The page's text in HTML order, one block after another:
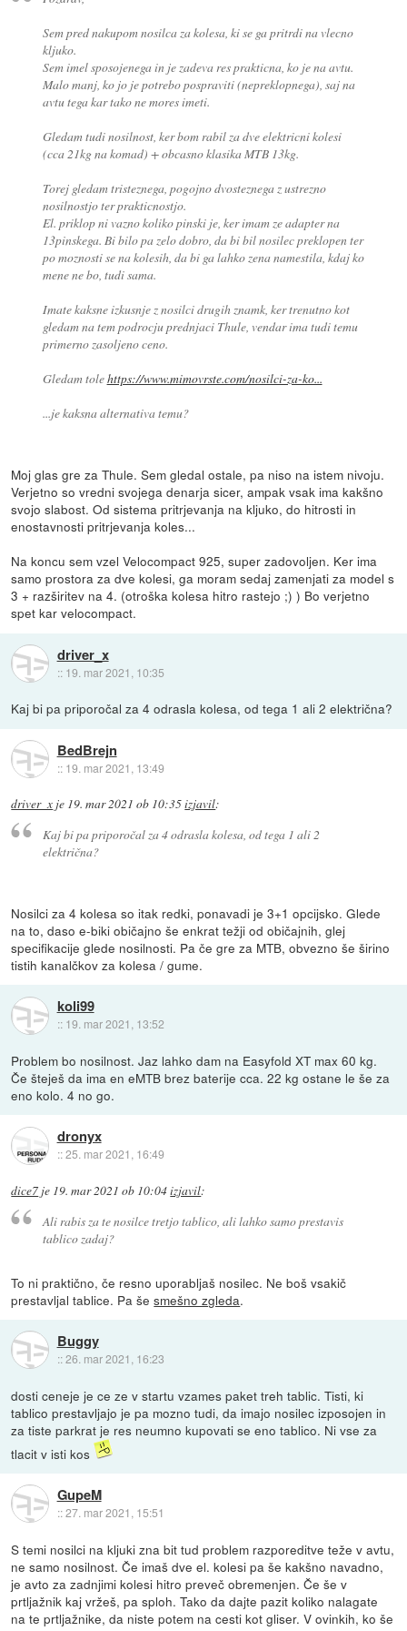
Sem pred nakupom nosilca za kolesa, ki se ga pritrdi na vlecno
kljuko.
Sem imel sposojenega in je zadeva res prakticna, ko je na avtu.
Malo manj, ko jo je potrebo pospraviti (nepreklopnega), saj na
avtu tega kar tako ne mores imeti.
Gledam tudi nosilnost, ker bom rabil za dve elektricni kolesi
(cca 21kg na komad) + obcasno klasika MTB 13kg.
Torej gledam tristeznega, pogojno dvosteznega z ustrezno
nosilnostjo ter prakticnostjo.
El. priklop ni vazno koliko pinski je, ker imam ze adapter na
13pinskega. Bi bilo pa zelo dobro, da bi bil nosilec preklopen ter
po moznosti se na kolesih, da bi ga lahko zena namestila, kdaj ko
mene ne bo, tudi sama.
Imate kaksne izkusnje z nosilci drugih znamk, ker trenutno kot
gledam na tem podrocju prednjaci Thule, vendar ima tudi temu
primerno zasoljeno ceno.
Gledam tolehttps://www.mimovrste.com/nosilci-za-ko...
...je kaksna alternativa temu?
Moj glas gre za Thule. Sem gledal ostale, pa niso na istem nivoju.
Verjetno so vredni svojega denarja sicer, ampak vsak ima kakšno
svojo slabost. Od sistema pritrjevanja na kljuko, do hitrosti in
enostavnosti pritrjevanja koles...
Na koncu sem vzel Velocompact 925, super zadovoljen. Ker ima
samo prostora za dve kolesi, ga moram sedaj zamenjati za model s
3 + razširitev na 4. (otroška kolesa hitro rastejo ;) ) Bo verjetno
spet kar velocompact.
driver_x
:: 19. mar 2021, 10:35
Kaj bi pa priporočal za 4 odrasla kolesa, od tega 1 ali 2 električna?
BedBrejn
:: 19. mar 2021, 13:49
driver_x je 19. mar 2021 ob 10:35izjavil:
Kaj bi pa priporočal za 4 odrasla kolesa, od tega 1 ali 2
električna?
Nosilci za 4 kolesa so itak redki, ponavadi je 3+1 opcijsko. Glede
na to, daso e-biki običajno še enkrat težji od običajnih, glej
specifikacije glede nosilnosti. Pa če gre za MTB, obvezno še širino
tistih kanalčkov za kolesa / gume.
koli99
:: 19. mar 2021, 13:52
Problem bo nosilnost. Jaz lahko dam na Easyfold XT max 60 kg.
Če šteješ da ima en eMTB brez baterije cca. 22 kg ostane le še za
eno kolo. 4 no go.
dronyx
::25. mar 2021, 16:49
dice7 je 19. mar 2021 ob 10:04izjavil:
Ali rabis za te nosilce tretjo tablico, ali lahko samo prestavis
tablico zadaj?
To ni praktično, če resno uporabljaš nosilec. Ne boš vsakič
prestavljal tablice. Pa šesmešno zgleda.
Buggy
::26. mar 2021, 16:23
dosti ceneje je ce ze v startu vzames paket treh tablic. Tisti, ki
tablico prestavljajo je pa mozno tudi, da imajo nosilec izposojen in
za tiste parkrat je res neumno kupovati se eno tablico. Ni vse za
tlacit v isti kos
GupeM
::27. mar 2021, 15:51
S temi nosilci na kljuki zna bit tud problem razporeditve teže v avtu,
ne samo nosilnost. Če imaš dve el. kolesi pa še kakšno navadno,
je avto za zadnjimi kolesi hitro preveč obremenjen. Če še v
prtljažnik kaj vržeš, pa sploh. Tako da dajte pazit koliko nalagate
na te prtljažnike, da niste potem na cesti kot gliser. V ovinkih, ko še